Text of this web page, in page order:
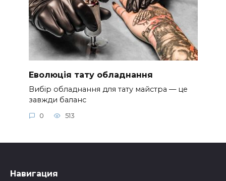
Еволюція тату обладнання
Вибір обладнання для тату майстра — це
завжди баланс
0 513
Навигация